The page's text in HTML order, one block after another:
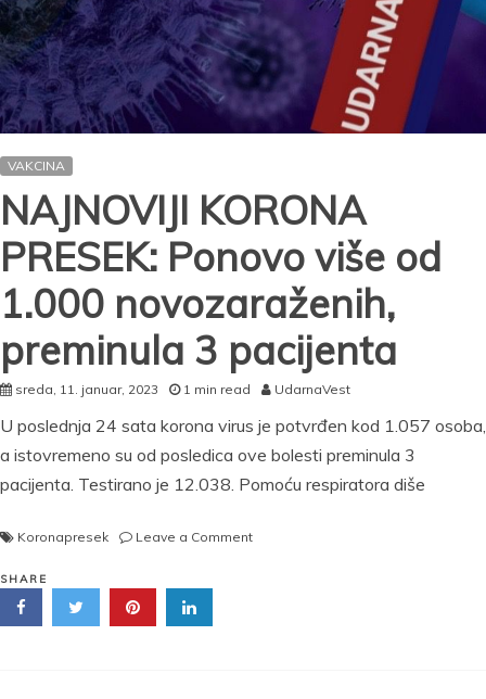
VAKCINA
NAJNOVIJI KORONA
PRESEK: Ponovo više od
1.000 novozaraženih,
preminula 3 pacijenta
sreda, 11. januar, 2023 1 min read UdarnaVest
U poslednja 24 sata korona virus je potvrđen kod 1.057 osoba,
a istovremeno su od posledica ove bolesti preminula 3
pacijenta. Testirano je 12.038. Pomoću respiratora diše
Koronapresek Leave a Commenton
SHARE